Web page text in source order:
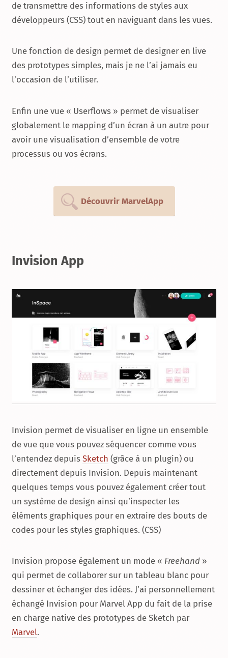
de transmettre des informations de styles aux
développeurs (CSS) tout en naviguant dans les vues.
Une fonction de design permet de designer en live
des prototypes simples, mais je ne l’ai jamais eu
l’occasion de l’utiliser.
Enfin une vue « Userflows » permet de visualiser
globalement le mapping d’un écran à un autre pour
avoir une visualisation d’ensemble de votre
processus ou vos écrans.
Découvrir MarvelApp
Invision App
Invision permet de visualiser en ligne un ensemble
de vue que vous pouvez séquencer comme vous
l’entendez depuis Sketch (grâce à un plugin) ou
directement depuis Invision. Depuis maintenant
quelques temps vous pouvez également créer tout
un système de design ainsi qu’inspecter les
éléments graphiques pour en extraire des bouts de
codes pour les styles graphiques. (CSS)
Invision propose également un mode « Freehand »
qui permet de collaborer sur un tableau blanc pour
dessiner et échanger des idées. J’ai personnellement
échangé Invision pour Marvel App du fait de la prise
en charge native des prototypes de Sketch par
Marvel.